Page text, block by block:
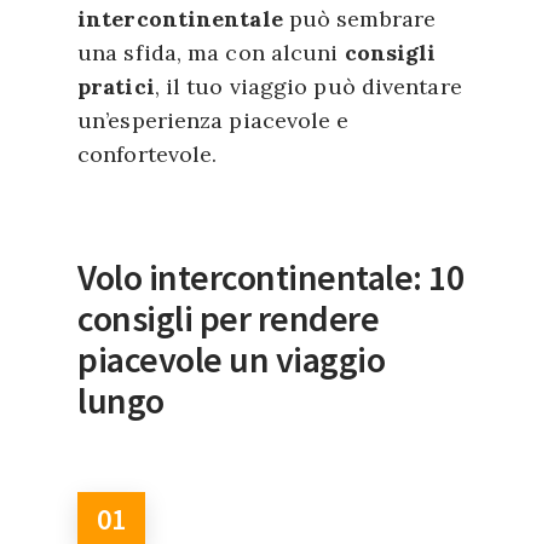
intercontinentalepuò sembrare
una sfida, ma con alcuni consigli
pratici, il tuo viaggio può diventare
un’esperienza piacevole e
confortevole.
Volo intercontinentale: 10
consigli per rendere
piacevole un viaggio
lungo
01